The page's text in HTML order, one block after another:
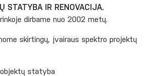
STATYBA IR RENOVACIJA.
dirbame nuo 2002 metų.
skirtingų, įvairaus spektro projektų
statyba